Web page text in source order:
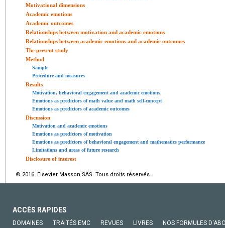
Motivational dimensions
Academic emotions
Academic outcomes
Relationships between motivation and academic emotions
Relationships between academic emotions and academic outcomes
The present study
Method
Sample
Procedure and measures
Results
Motivation, behavioral engagement and academic emotions
Emotions as predictors of math value and math self-concept
Emotions as predictors of academic outcomes
Discussion
Motivation and academic emotions
Emotions as predictors of motivation
Emotions as predictors of behavioral engagement and mathematics performance
Limitations and areas of future research
Disclosure of interest
© 2016 Elsevier Masson SAS. Tous droits réservés.
ACCÈS RAPIDES
DOMAINES TRAITÉS EMC REVUES LIVRES NOS FORMULES